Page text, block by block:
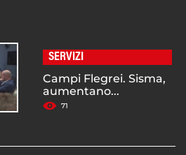
SERVIZI
Campi Flegrei. Sisma,
aumentano...
71